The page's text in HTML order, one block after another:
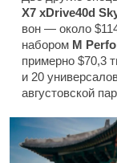
X7 xDrive40d
вон — около
набором M
примерно $70,3
и 20
августовской